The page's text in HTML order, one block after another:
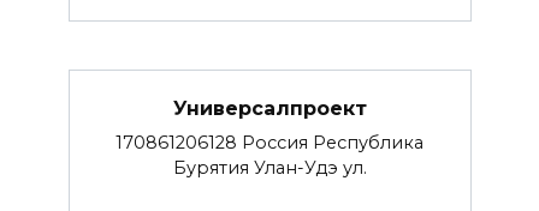
Универсалпроект
170861206128 Россия Республика
Бурятия Улан-Удэ ул.